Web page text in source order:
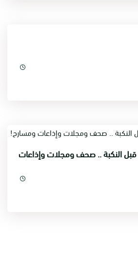
قبل النكبة .. صحف ومجلات وإذاعات